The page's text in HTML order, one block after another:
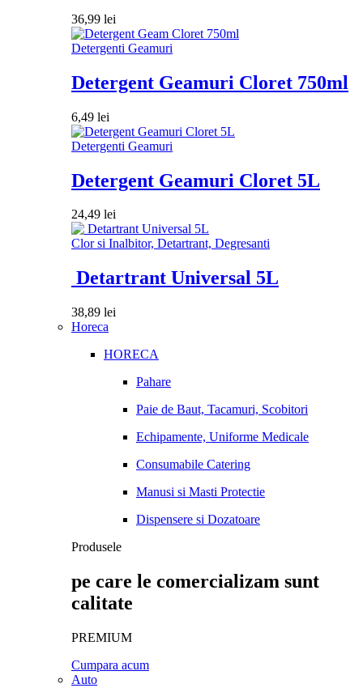
36,99 lei
Detergenti Geamuri
Detergent Geamuri Cloret 750ml
6,49 lei
Detergenti Geamuri
Detergent Geamuri Cloret 5L
24,49 lei
Clor si Inalbitor, Detartrant, Degresanti
Detartrant Universal 5L
38,89 lei
Horeca
HORECA
Pahare
Paie de Baut, Tacamuri, Scobitori
Echipamente, Uniforme Medicale
Consumabile Catering
Manusi si Masti Protectie
Dispensere si Dozatoare
Produsele
pe care le comercializam sunt
calitate
PREMIUM
Cumpara acum
Auto